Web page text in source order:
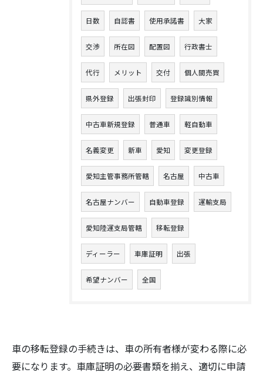
日数 自認書 使用承諾書 大家
交渉 所在図 配置図 行政書士
代行 メリット 交付 個人間売買
県外登録 出張封印 登録識別情報
中古車新規登録 普通車 軽自動車
名義変更 新車 愛知 変更登録
愛知主管事務所管轄 名古屋 中古車
名古屋ナンバー 自動車登録 運輸支局
愛知陸運支局管轄 移転登録
ディーラー 車庫証明 出張
希望ナンバー 全国
車の移転登録の手続きは、車の所有者様が変わる際に必
要になります。車庫証明の必要書類を揃え、適切に申請